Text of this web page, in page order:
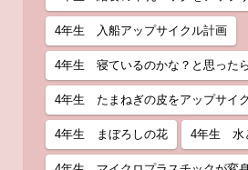
4年生 入船アップサイクル計画
4年生 寝ているのかな？と思ったら
4年生 たまねぎの皮をアップサイ
4年生 まぼろしの花 4年生 水